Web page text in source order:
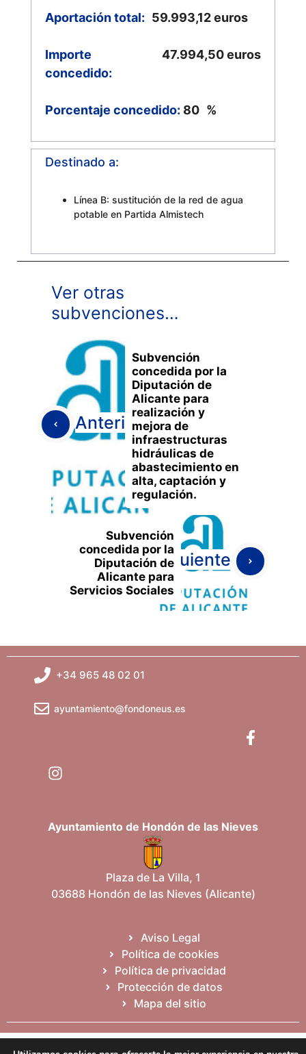
Aportación total: 59.993,12 euros
Importe
concedido:
47.994,50euros
Porcentaje concedido: 80 %
Destinado a:
Línea B: sustitución de la red de agua
potable en Partida Almistech
Ver otras
subvenciones…
Anterior
Subvención
concedida por la
Diputación de
Alicante para
realización y
mejora de
infraestructuras
hidráulicas de
abastecimiento en
alta, captación y
regulación.
Subvención
concedida por la
Diputación de
Alicante para
Servicios Sociales
Siguiente
+34 965 48 02 01
ayuntamiento@fondoneus.es
Ayuntamiento de Hondón de las Nieves
Plaza de La Villa, 1
03688 Hondón de las Nieves (Alicante)
Aviso Legal
Política de cookies
Política de privacidad
Protección de datos
Mapa del sitio